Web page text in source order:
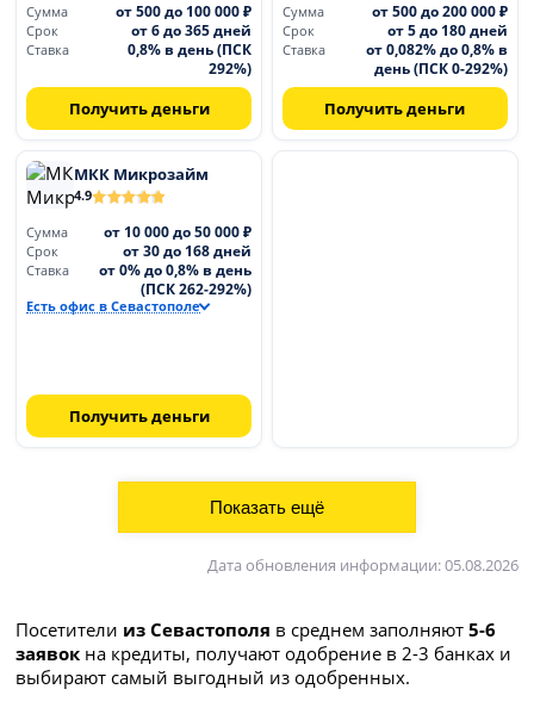
Сумма от 500 до 100 000 ₽
Срок от 6 до 365 дней
Ставка
0,8% в день (ПСК
292%)
Получить деньги
Сумма от 500 до 200 000 ₽
Срок от 5 до 180 дней
Ставка
от 0,082% до 0,8% в
день (ПСК 0-292%)
Получить деньги
МКК Микрозайм
4.9
Сумма от 10 000 до 50 000 ₽
Срок от 30 до 168 дней
Ставка
от 0% до 0,8% в день
(ПСК 262-292%)
Есть офис в Севастополе
Получить деньги
Дата обновления информации: 05.08.2026
Посетители из Севастополя в среднем заполняют5-6
заявок на кредиты, получают одобрение в 2-3 банках и
выбирают самый выгодный из одобренных.